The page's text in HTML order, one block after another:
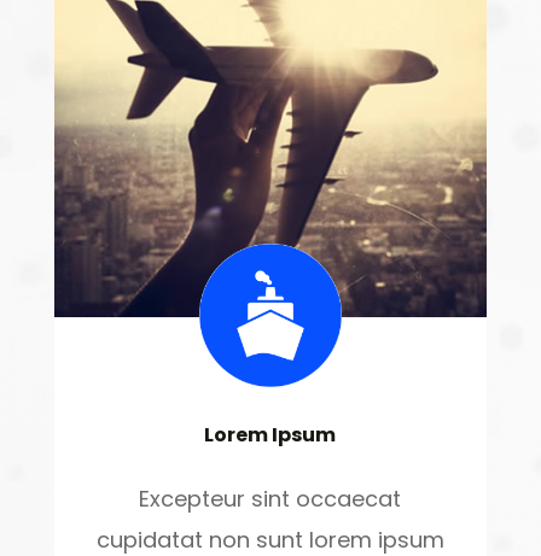
Lorem Ipsum
Excepteur sint occaecat
cupidatat non sunt lorem ipsum